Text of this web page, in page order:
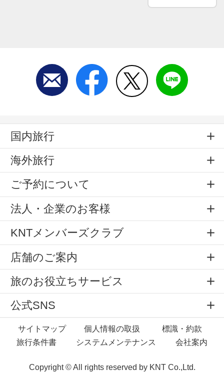
国内旅行
海外旅行
ご予約について
法人・企業のお客様
KNTメンバーズクラブ
店舗のご案内
旅のお役立ちサービス
公式SNS
サイトマップ 個人情報の取扱
標識・約款
旅行条件書
システムメンテナンス 会社案内
Copyright © All rights reserved by KNT Co.,Ltd.